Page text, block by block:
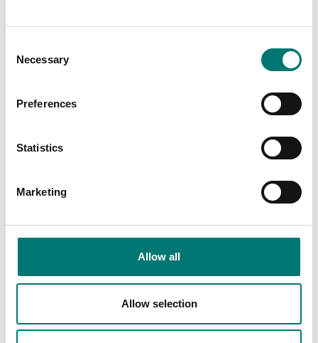
Selection
Necessary
Preferences
Statistics
Marketing
Allow all
Allow selection
Manuell
Programvara PRESKAL